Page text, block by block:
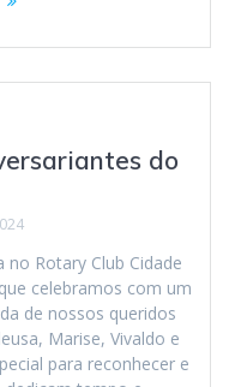
do
Rotary Club Cidade
celebramos com um
de nossos queridos
Marise, Vivaldo e
para reconhecer e